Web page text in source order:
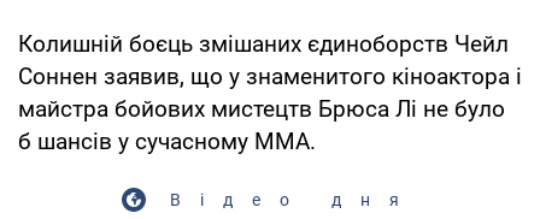
Колишній боєць змішаних єдиноборств Чейл
Соннен заявив, що у знаменитого кіноактора і
майстра бойових мистецтв Брюса Лі не було
б шансів у сучасному MMA.
Відео дня